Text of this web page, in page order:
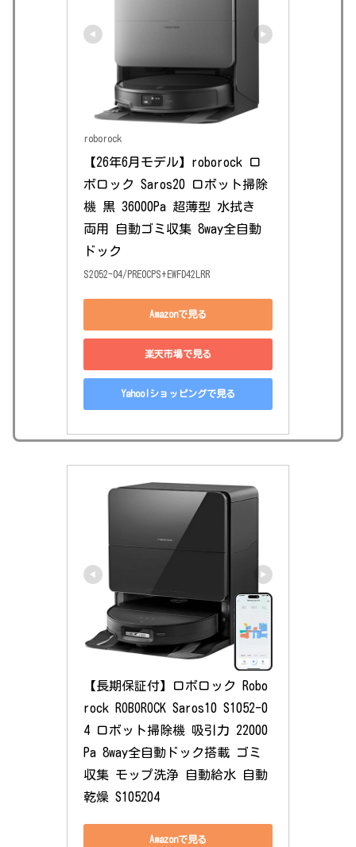
roborock
【26年6月モデル】roborock ロ
ボロック Saros20 ロボット掃除
機 黒 36000Pa 超薄型 水拭き
両用 自動ゴミ収集 8way全自動
ドック
S2052-04/PRE0CPS+EWFD42LRR
Amazonで見る
楽天市場で見る
Yahoo!ショッピングで見る
【長期保証付】ロボロック Robo
rock ROBOROCK Saros10 S1052-0
4 ロボット掃除機 吸引力 22000
Pa 8way全自動ドック搭載 ゴミ
収集 モップ洗浄 自動給水 自動
乾燥 S105204
Amazonで見る